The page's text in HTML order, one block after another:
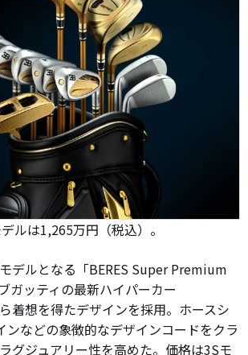
ルは1,265万円（税込）。
デルとなる「BERES Super Premium
ッティの最新ハイパーカー
着想を得たデザインを採用。ホースシ
ンなどの象徴的なデザインコードをクラ
グジュアリー性を高めた。価格は3Sモ